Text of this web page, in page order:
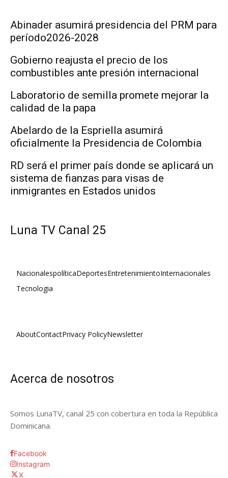
Abinader asumirá presidencia del PRM para
período2026-2028
Gobierno reajusta el precio de los
combustibles ante presión internacional
Laboratorio de semilla promete mejorar la
calidad de la papa
Abelardo de la Espriella asumirá
oficialmente la Presidencia de Colombia
RD será el primer país donde se aplicará un
sistema de fianzas para visas de
inmigrantes en Estados unidos
Luna TV Canal 25
NacionalespolíticaDeportesEntretenimientoInternacionales
Tecnologia
AboutContactPrivacy PolicyNewsletter
Acerca de nosotros
Somos LunaTV, canal 25 con cobertura en toda la República
Dominicana.
Facebook
Instagram
X